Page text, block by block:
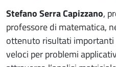
Stefano Serra Capizzano,
professore di matematica,
ottenuto risultati importanti
veloci per problemi